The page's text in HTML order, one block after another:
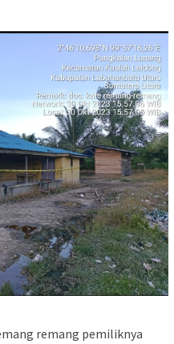
remang pemiliknya